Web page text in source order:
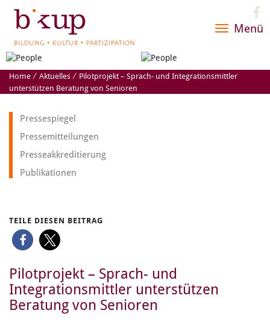
Menü
Toggle
Home⁄ Aktuelles⁄ Pilotprojekt – Sprach- und Integrationsmittler
unterstützen Beratung von Senioren
Pressespiegel
Pressemitteilungen
Presseakkreditierung
Publikationen
TEILE DIESEN BEITRAG
Pilotprojekt – Sprach- und
Integrationsmittler unterstützen
Beratung von Senioren